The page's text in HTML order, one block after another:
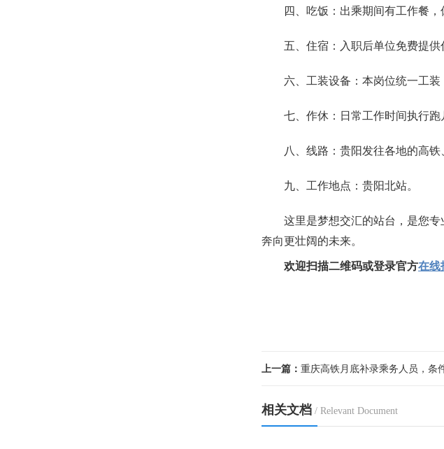
四、吃饭：出乘期间有工作餐，
五、住宿：入职后单位免费提供
六、工装设备：本岗位统一工装
七、作休：日常工作时间执行跑
八、线路：贵阳发往各地的高铁
九、工作地点：贵阳北站。
这里是梦想交汇的站台，是您
奔向更壮阔的未来。
欢迎扫描二维码或登录官方在线
上一篇： 重庆高铁月底补录乘务人员，条
相关文档 / Relevant Document